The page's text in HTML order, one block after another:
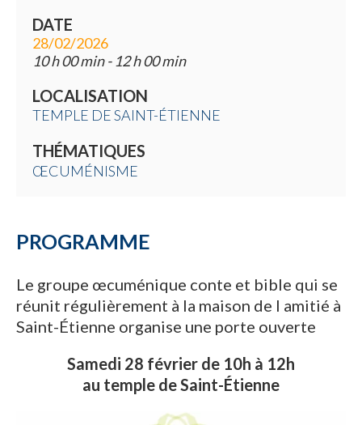
DATE
28/02/2026
10 h 00 min - 12 h 00 min
LOCALISATION
TEMPLE DE SAINT-ÉTIENNE
THÉMATIQUES
ŒCUMÉNISME
PROGRAMME
Le groupe œcuménique conte et bible qui se
réunit régulièrement à la maison de l amitié à
Saint-Étienne organise une porte ouverte
Samedi 28 février de 10h à 12h
au temple de Saint-Étienne